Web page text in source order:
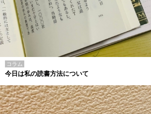
コラム
今日は私の読書方法について